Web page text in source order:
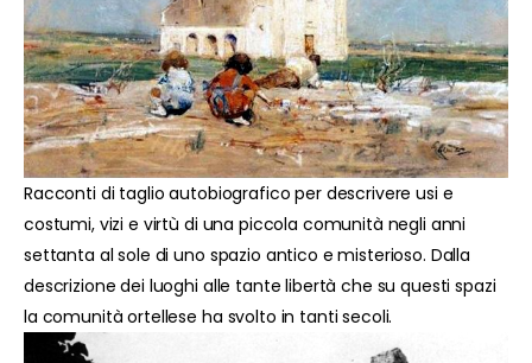
Racconti di taglio autobiografico per descrivere usi e
costumi, vizi e virtù di una piccola comunità negli anni
settanta al sole di uno spazio antico e misterioso. Dalla
descrizione dei luoghi alle tante libertà che su questi spazi
la comunità ortellese ha svolto in tanti secoli.